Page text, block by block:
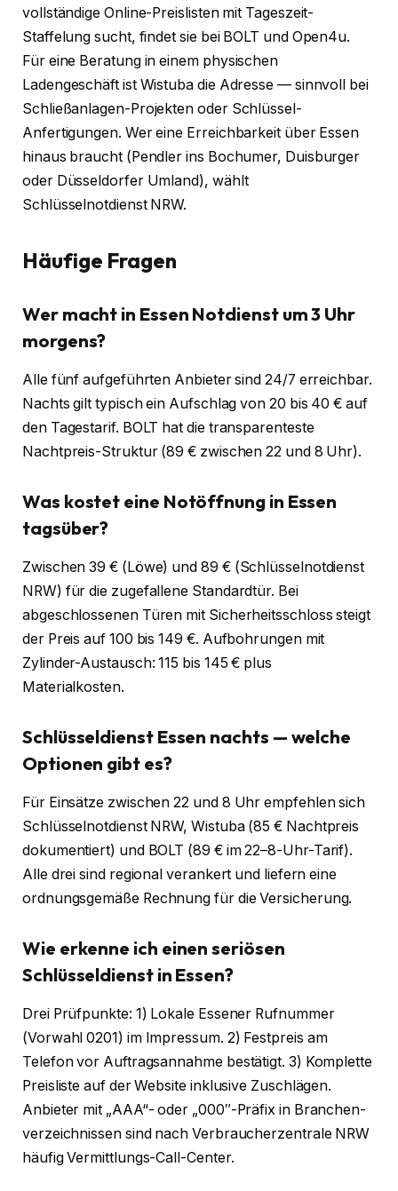
vollständige Online-Preislisten mit Tageszeit-
Staffelung sucht, findet sie bei BOLT und Open4u.
Für eine Beratung in einem physischen
Ladengeschäft ist Wistuba die Adresse — sinnvoll bei
Schließanlagen-Projekten oder Schlüssel-
Anfertigungen. Wer eine Erreichbarkeit über Essen
hinaus braucht (Pendler ins Bochumer, Duisburger
oder Düsseldorfer Umland), wählt
Schlüsselnotdienst NRW.
Häufige Fragen
Wer macht in Essen Notdienst um 3 Uhr
morgens?
Alle fünf aufgeführten Anbieter sind 24/7 erreichbar.
Nachts gilt typisch ein Aufschlag von 20 bis 40 € auf
den Tagestarif. BOLT hat die transparenteste
Nachtpreis-Struktur (89 € zwischen 22 und 8 Uhr).
Was kostet eine Notöffnung in Essen
tagsüber?
Zwischen 39 € (Löwe) und 89 € (Schlüsselnotdienst
NRW) für die zugefallene Standardtür. Bei
abgeschlossenen Türen mit Sicherheitsschloss steigt
der Preis auf 100 bis 149 €. Aufbohrungen mit
Zylinder-Austausch: 115 bis 145 € plus
Materialkosten.
Schlüsseldienst Essen nachts — welche
Optionen gibt es?
Für Einsätze zwischen 22 und 8 Uhr empfehlen sich
Schlüsselnotdienst NRW, Wistuba (85 € Nachtpreis
dokumentiert) und BOLT (89 € im 22–8-Uhr-Tarif).
Alle drei sind regional verankert und liefern eine
ordnungsgemäße Rechnung für die Versicherung.
Wie erkenne ich einen seriösen
Schlüsseldienst in Essen?
Drei Prüfpunkte: 1) Lokale Essener Rufnummer
(Vorwahl 0201) im Impressum. 2) Festpreis am
Telefon vor Auftragsannahme bestätigt. 3) Komplette
Preisliste auf der Website inklusive Zuschlägen.
Anbieter mit „AAA“- oder „000″-Präfix in Branchen­
verzeichnissen sind nach Verbraucher­zentrale NRW
häufig Vermittlungs-Call-Center.